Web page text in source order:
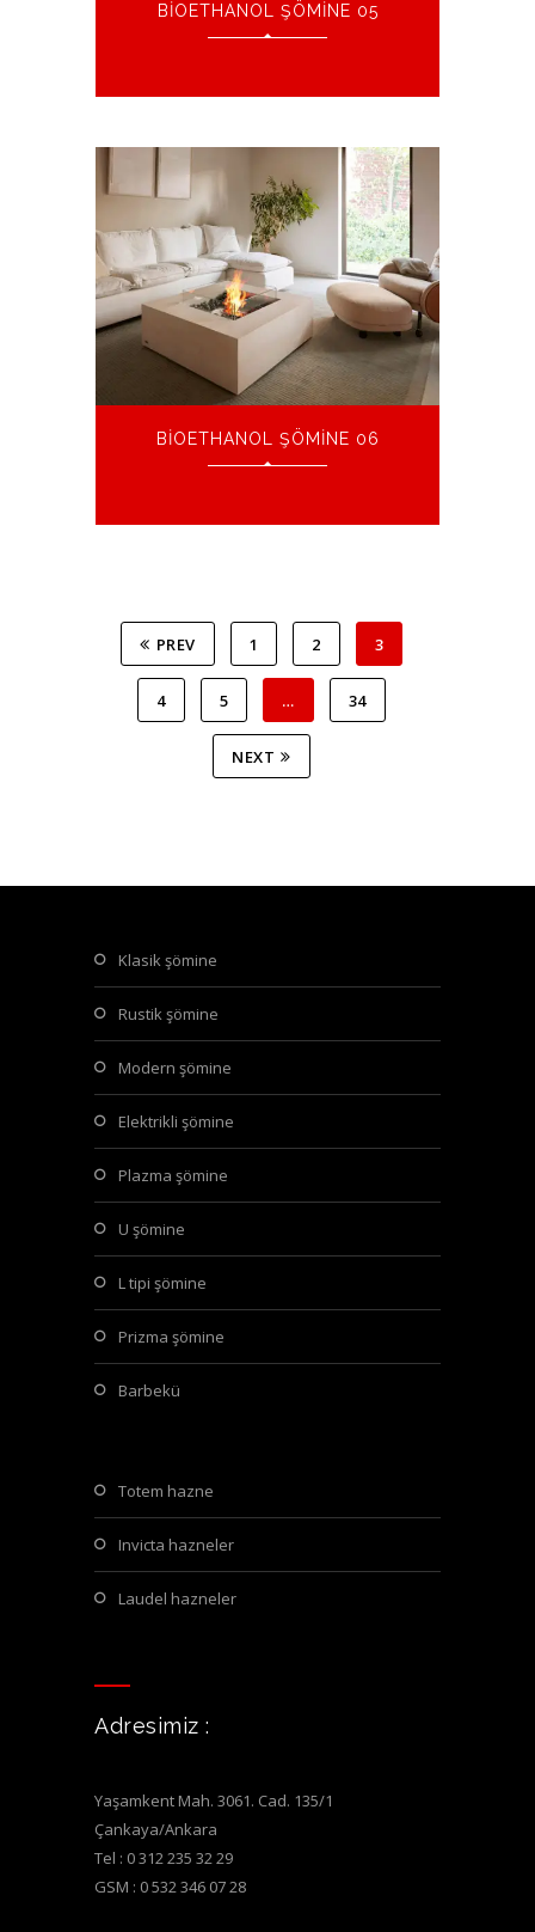
BIOETHANOL ŞÖMINE 05
BIOETHANOL ŞÖMINE 06
PREV 1 2 3
4 5 … 34
NEXT
klasik şömine
rustik şömine
modern şömine
elektrikli şömine
plazma şömine
u şömine
l tipi şömine
prizma şömine
barbekü
totem hazne
invicta hazneler
laudel hazneler
Adresimiz :
Yaşamkent Mah. 3061. Cad. 135/1
Çankaya/Ankara
Tel : 0 312 235 32 29
GSM : 0 532 346 07 28